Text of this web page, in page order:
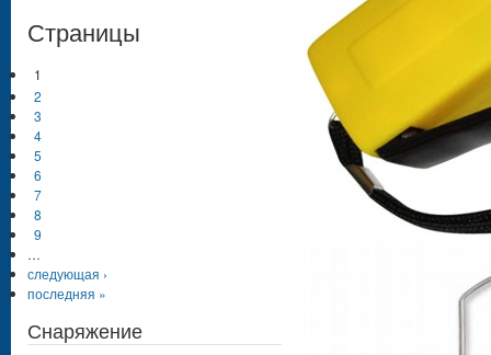
Страницы
1
2
3
4
5
6
7
8
9
…
следующая ›
последняя »
Снаряжение